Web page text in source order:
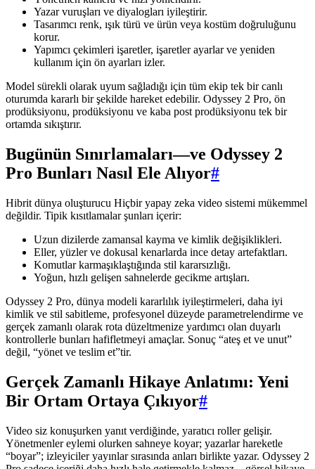
Yazar vuruşları ve diyalogları iyileştirir.
Tasarımcı renk, ışık türü ve ürün veya kostüm doğruluğunu
korur.
Yapımcı çekimleri işaretler, işaretler ayarlar ve yeniden
kullanım için ön ayarları izler.
Model sürekli olarak uyum sağladığı için tüm ekip tek bir canlı
oturumda kararlı bir şekilde hareket edebilir. Odyssey 2 Pro, ön
prodüksiyonu, prodüksiyonu ve kaba post prodüksiyonu tek bir
ortamda sıkıştırır.
Bugünün Sınırlamaları—ve Odyssey 2
Pro Bunları Nasıl Ele Alıyor#
Hibrit dünya oluşturucu Hiçbir yapay zeka video sistemi mükemmel
değildir. Tipik kısıtlamalar şunları içerir:
Uzun dizilerde zamansal kayma ve kimlik değişiklikleri.
Eller, yüzler ve dokusal kenarlarda ince detay artefaktları.
Komutlar karmaşıklaştığında stil kararsızlığı.
Yoğun, hızlı gelişen sahnelerde gecikme artışları.
Odyssey 2 Pro, dünya modeli kararlılık iyileştirmeleri, daha iyi
kimlik ve stil sabitleme, profesyonel düzeyde parametrelendirme ve
gerçek zamanlı olarak rota düzeltmenize yardımcı olan duyarlı
kontrollerle bunları hafifletmeyi amaçlar. Sonuç “ateş et ve unut”
değil, “yönet ve teslim et”tir.
Gerçek Zamanlı Hikaye Anlatımı: Yeni
Bir Ortam Ortaya Çıkıyor#
Video siz konuşurken yanıt verdiğinde, yaratıcı roller gelişir.
Yönetmenler eylemi olurken sahneye koyar; yazarlar hareketle
“boyar”; izleyiciler yayınlar sırasında anları birlikte yazar. Odyssey 2